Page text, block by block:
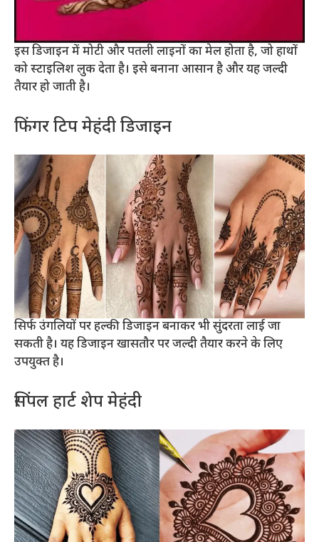
इस डिजाइन में मोटी और पतली लाइनों का मेल होता है, जो हाथों
को स्टाइलिश लुक देता है। इसे बनाना आसान है और यह जल्दी
तैयार हो जाती है।
फिंगर टिप मेहंदी डिजाइन
सिर्फ उंगलियों पर हल्की डिजाइन बनाकर भी सुंदरता लाई जा
सकती है। यह डिजाइन खासतौर पर जल्दी तैयार करने के लिए
उपयुक्त है।
सिंपल हार्ट शेप मेहंदी